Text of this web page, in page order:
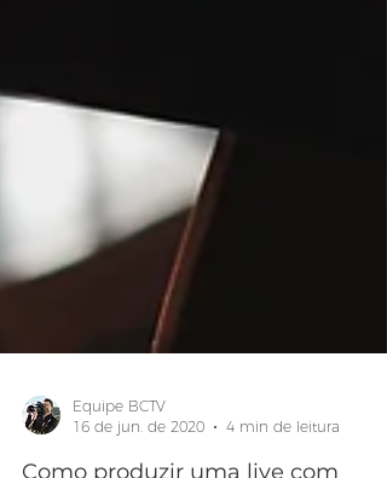
Equipe BCTV
16 de jun. de 2020
4 min de leitura